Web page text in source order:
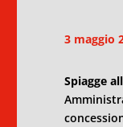
3 maggio
Spiagge